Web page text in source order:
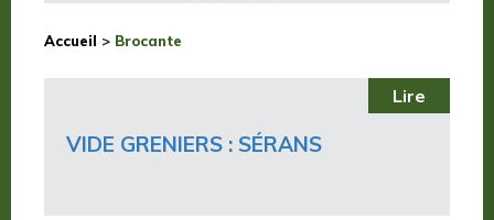
Accueil > Brocante
Lire
VIDE GRENIERS : SÉRANS